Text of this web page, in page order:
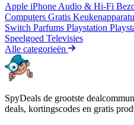
Apple iPhone Audio & Hi-Fi
Computers Gratis
Switch Parfums Playstation
Speelgoed Televisies
Alle categorieën
SpyDeals de grootste
deals, kortingscodes en gratis